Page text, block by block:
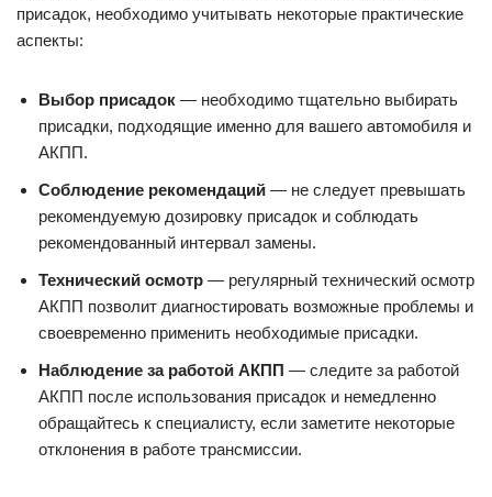
присадок, необходимо учитывать некоторые практические
аспекты:
Выбор присадок — необходимо тщательно выбирать
присадки, подходящие именно для вашего автомобиля и
АКПП.
Соблюдение рекомендаций — не следует превышать
рекомендуемую дозировку присадок и соблюдать
рекомендованный интервал замены.
Технический осмотр — регулярный технический осмотр
АКПП позволит диагностировать возможные проблемы и
своевременно применить необходимые присадки.
Наблюдение за работой АКПП — следите за работой
АКПП после использования присадок и немедленно
обращайтесь к специалисту, если заметите некоторые
отклонения в работе трансмиссии.